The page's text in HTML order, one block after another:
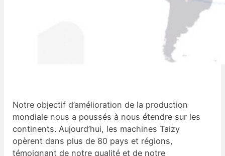
Notre objectif d’amélioration de la production
mondiale nous a poussés à nous étendre sur les
continents. Aujourd’hui, les machines Taizy
opèrent dans plus de 80 pays et régions,
témoignant de notre qualité et de notre